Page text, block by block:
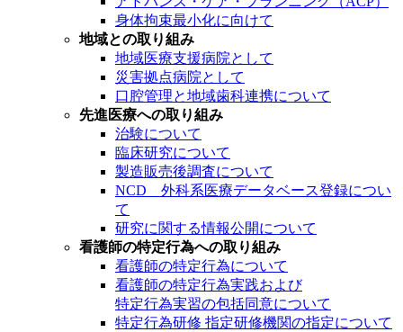
身体拘束最小化に向けて
地域との取り組み
地域医療支援病院として
災害拠点病院として
口腔管理と地域歯科連携について
先進医療への取り組み
治験について
臨床研究について
製造販売後調査について
NCD 外科系医療データベース登録につい
て
研究に関する情報公開について
看護師の特定行為への取り組み
看護師の特定行為について
看護師の特定行為実践および
特定行為実習の包括同意について
特定行為研修 指定研修機関の指定について